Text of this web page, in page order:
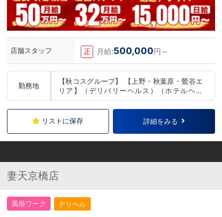
店舗スタッフ 正 月給:500,000円～
勤務地
【秋コスグループ】 【上野・秋葉原・鶯谷エ
リア】（デリバリーヘルス）（ホテルヘル
ス） 【品川・五反田エリア】（デリバリーヘ
ルス） 【小岩・錦糸町エリア】（店舗型ヘル
ス）（デリバリーヘルス） 【西川口エリア】
リストに保存 詳細をみる
妻天京橋店
風俗ワーク デリヘル